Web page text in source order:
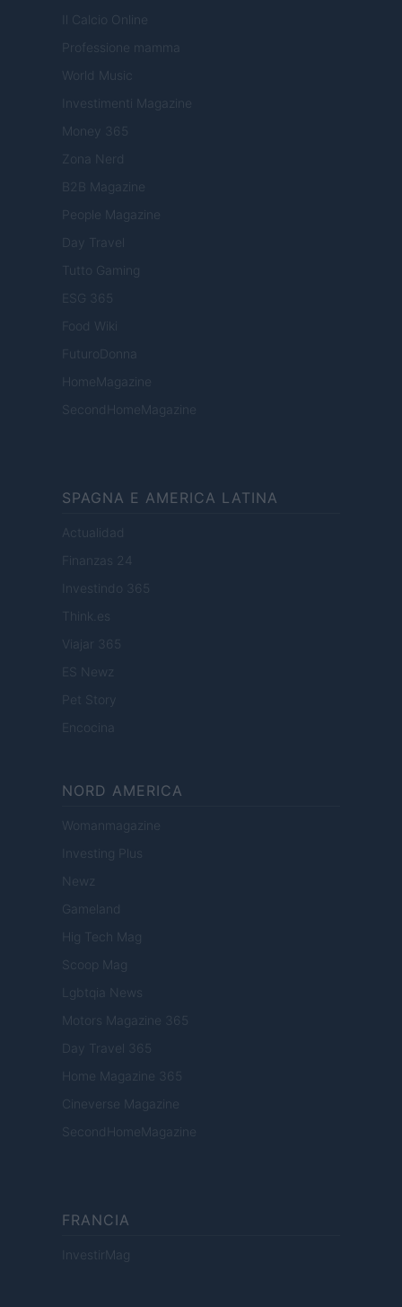
Il Calcio Online
Professione mamma
World Music
Investimenti Magazine
Money 365
Zona Nerd
B2B Magazine
People Magazine
Day Travel
Tutto Gaming
ESG 365
Food Wiki
FuturoDonna
HomeMagazine
SecondHomeMagazine
SPAGNA E AMERICA LATINA
Actualidad
Finanzas 24
Investindo 365
Think.es
Viajar 365
ES Newz
Pet Story
Encocina
NORD AMERICA
Womanmagazine
Investing Plus
Newz
Gameland
Hig Tech Mag
Scoop Mag
Lgbtqia News
Motors Magazine 365
Day Travel 365
Home Magazine 365
Cineverse Magazine
SecondHomeMagazine
FRANCIA
InvestirMag